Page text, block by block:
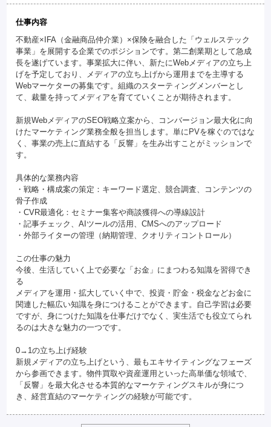
仕事内容
不動産×IFA（金融商品仲介業）×保険を融合した「ウェルステック
事業」を展開する企業でのポジションです。第二創業期として急成
長を遂げています。事業拡大に伴い、新たにWebメディアの立ち上
げを予定しており、メディアの立ち上げから運用までを主導する
Webマーケターの募集です。組織のスターティングメンバーとし
て、裁量を持ってメディアを育てていくことが期待されます。
新規WebメディアのSEO戦略立案から、コンバージョン最大化に向
けたマーケティング業務全般を担当します。単にPVを稼ぐのではな
く、事業の売上に直結する「反響」を生み出すことがミッションで
す。
具体的な業務内容
・戦略・構成案の策定：キーワード選定、競合調査、コンテンツの
骨子作成
・CVR最適化：セミナー集客や商談獲得への導線設計
・記事チェック、AIツールの活用、CMSへのアップロード
・外部ライターの管理（納期管理、クオリティコントロール）
この仕事の魅力
今後、生活していく上で必要な「お金」にまつわる知識を習得でき
る
メディアを運用・拡大していく中で、投資・貯金・税金などお金に
関連した幅広い知識を身につけることができます。自己学習は必要
ですが、身につけた知識を仕事だけでなく、実生活でも役立てられ
るのは大きな魅力の一つです。
0→1の立ち上げ経験
新規メディアの立ち上げという、最もエキサイティングなフェーズ
から参画できます。物件買取や資産運用といった高単価な領域で、
「反響」を最大化させる本質的なマーケティングスキルが身につ
き、経営直結のマーケティングの経験が可能です。